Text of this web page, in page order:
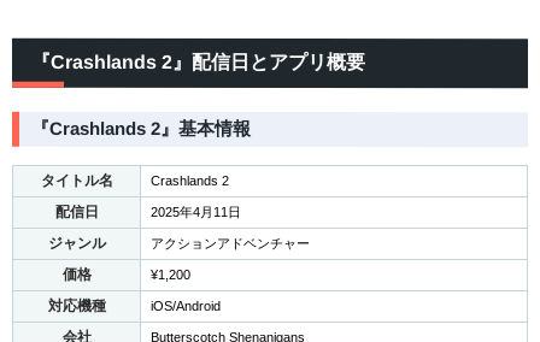
『Crashlands 2』配信日とアプリ概要
『Crashlands 2』基本情報
タイトル名 Crashlands 2
配信日 2025年4月11日
ジャンル アクションアドベンチャー
価格 ¥1,200
対応機種 iOS/Android
会社 Butterscotch Shenanigans